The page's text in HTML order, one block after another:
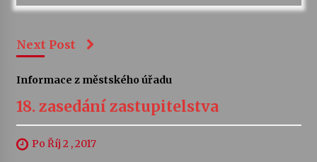
Next Post
Informace z městského úřadu
18. zasedání zastupitelstva
Po Říj 2 , 2017